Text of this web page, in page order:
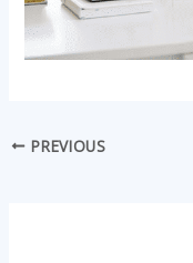
PREVIOUS